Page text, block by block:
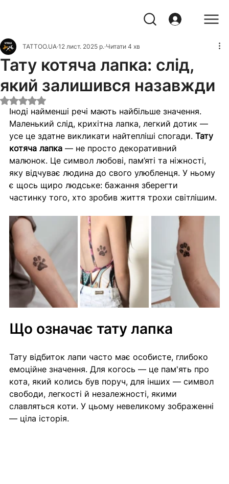
Тату котяча лапка: слід,
який залишився назавжди
TATTOO.UA 12 лист. 2025 р. Читати 4 хв
Оцінка: NaN з 5 зірок.
Іноді найменші речі мають найбільше значення.
Маленький слід, крихітна лапка, легкий дотик —
усе це здатне викликати найтепліші спогади. Тату
котяча лапка — не просто декоративний
малюнок. Це символ любові, пам’яті та ніжності,
яку відчуває людина до свого улюбленця. У ньому
є щось щиро людське: бажання зберегти
частинку того, хто зробив життя трохи світлішим.
Що означає тату лапка
Тату відбиток лапи часто має особисте, глибоко
емоційне значення. Для когось — це пам'ять про
кота, який колись був поруч, для інших — символ
свободи, легкості й незалежності, якими
славляться коти. У цьому невеликому зображенні
— ціла історія.